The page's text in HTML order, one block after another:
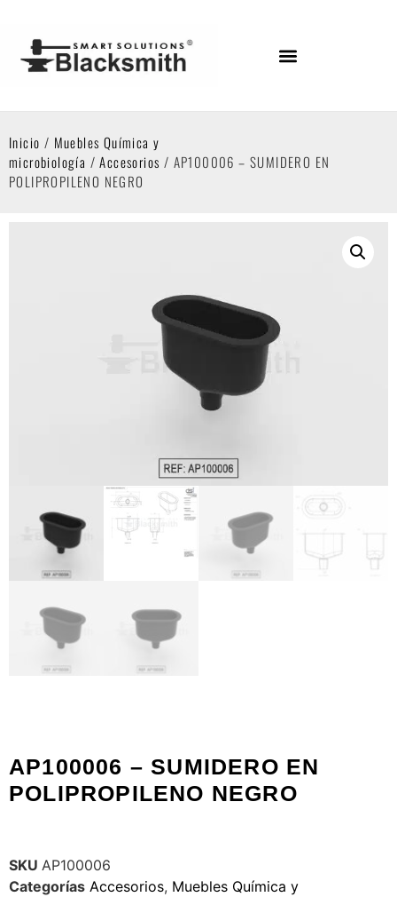
Inicio / Muebles Química y
microbiología /Accesorios / AP100006 – SUMIDERO EN
POLIPROPILENO NEGRO
AP100006 – SUMIDERO EN
POLIPROPILENO NEGRO
SKU AP100006
Categorías Accesorios, Muebles Química y